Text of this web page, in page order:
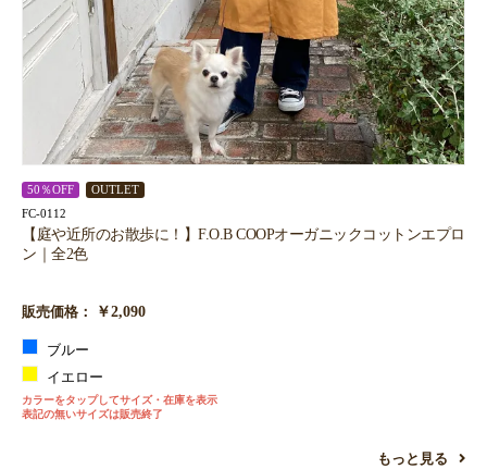
50％OFF OUTLET
FC-0112
【庭や近所のお散歩に！】F.O.B COOPオーガニックコットンエプロ
ン｜全2色
販売価格： ￥2,090
ブルー
イエロー
カラーをタップしてサイズ・在庫を表示
表記の無いサイズは販売終了
もっと見る